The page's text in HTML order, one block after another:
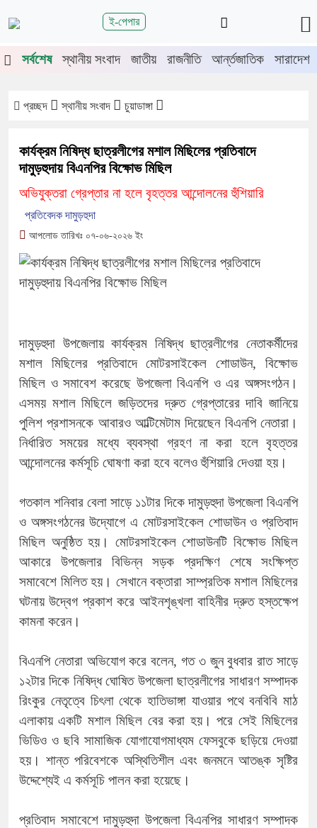
ই-পেপার
শিরোনাম
চুয়াডাঙ্গা-মেহেরপুরে জামায়াতের গণমিছিল
গাছ প্রায় ৫ লাখে নিলামে বিক্রি
সরকার
জীবননগর উপজেলা আইনশৃঙ্খলা কমিটির
সভা
চুয়াডাঙ্গায় লিগ্যাল এইড কমিটির সভায়
সিনিয়র জেলা জজ রফিকুল ইসলাম
সর্বশেষ স্থানীয় সংবাদ জাতীয় রাজনীতি আর্ন্তজাতিক সারাদেশ
প্রচ্ছদ স্থানীয় সংবাদ চুয়াডাঙ্গা
কার্যক্রম নিষিদ্ধ ছাত্রলীগের মশাল মিছিলের প্রতিবাদে
দামুড়হুদায় বিএনপির বিক্ষোভ মিছিল
অভিযুক্তরা গ্রেপ্তার না হলে বৃহত্তর আন্দোলনের হুঁশিয়ারি
প্রতিবেদক দামুড়হুদা
আপলোড তারিখঃ ০৭-০৬-২০২৬ ইং
দামুড়হুদা উপজেলায় কার্যক্রম নিষিদ্ধ ছাত্রলীগের নেতাকর্মীদের
মশাল মিছিলের প্রতিবাদে মোটরসাইকেল শোডাউন, বিক্ষোভ
মিছিল ও সমাবেশ করেছে উপজেলা বিএনপি ও এর অঙ্গসংগঠন।
এসময় মশাল মিছিলে জড়িতদের দ্রুত গ্রেপ্তারের দাবি জানিয়ে
পুলিশ প্রশাসনকে আবারও আল্টিমেটাম দিয়েছেন বিএনপি নেতারা।
নির্ধারিত সময়ের মধ্যে ব্যবস্থা গ্রহণ না করা হলে বৃহত্তর
আন্দোলনের কর্মসূচি ঘোষণা করা হবে বলেও হুঁশিয়ারি দেওয়া হয়।
গতকাল শনিবার বেলা সাড়ে ১১টার দিকে দামুড়হুদা উপজেলা বিএনপি
ও অঙ্গসংগঠনের উদ্যোগে এ মোটরসাইকেল শোডাউন ও প্রতিবাদ
মিছিল অনুষ্ঠিত হয়। মোটরসাইকেল শোডাউনটি বিক্ষোভ মিছিল
আকারে উপজেলার বিভিন্ন সড়ক প্রদক্ষিণ শেষে সংক্ষিপ্ত
সমাবেশে মিলিত হয়। সেখানে বক্তারা সাম্প্রতিক মশাল মিছিলের
ঘটনায় উদ্বেগ প্রকাশ করে আইনশৃঙ্খলা বাহিনীর দ্রুত হস্তক্ষেপ
কামনা করেন।
বিএনপি নেতারা অভিযোগ করে বলেন, গত ৩ জুন বুধবার রাত সাড়ে
১২টার দিকে নিষিদ্ধ ঘোষিত উপজেলা ছাত্রলীগের সাধারণ সম্পাদক
রিংকুর নেতৃত্বে চিৎলা থেকে হাতিভাঙ্গা যাওয়ার পথে বনবিবি মাঠ
এলাকায় একটি মশাল মিছিল বের করা হয়। পরে সেই মিছিলের
ভিডিও ও ছবি সামাজিক যোগাযোগমাধ্যম ফেসবুকে ছড়িয়ে দেওয়া
হয়। শান্ত পরিবেশকে অস্থিতিশীল এবং জনমনে আতঙ্ক সৃষ্টির
উদ্দেশ্যেই এ কর্মসূচি পালন করা হয়েছে।
প্রতিবাদ সমাবেশে দামুড়হুদা উপজেলা বিএনপির সাধারণ সম্পাদক